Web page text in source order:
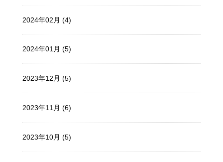
2024年02月 (4)
2024年01月 (5)
2023年12月 (5)
2023年11月 (6)
2023年10月 (5)